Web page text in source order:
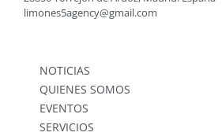
limones5agency@gmail.com
NOTICIAS
QUIENES SOMOS
EVENTOS
SERVICIOS